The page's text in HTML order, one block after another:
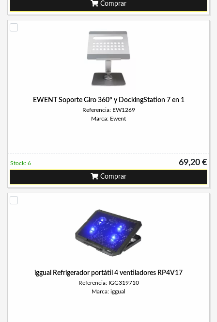
Comprar
EWENT Soporte Giro 360º y DockingStation 7 en 1
Referencia: EW1269
Marca: Ewent
69,20 €
Stock: 6
Comprar
iggual Refrigerador portátil 4 ventiladores RP4V17
Referencia: IGG319710
Marca: iggual